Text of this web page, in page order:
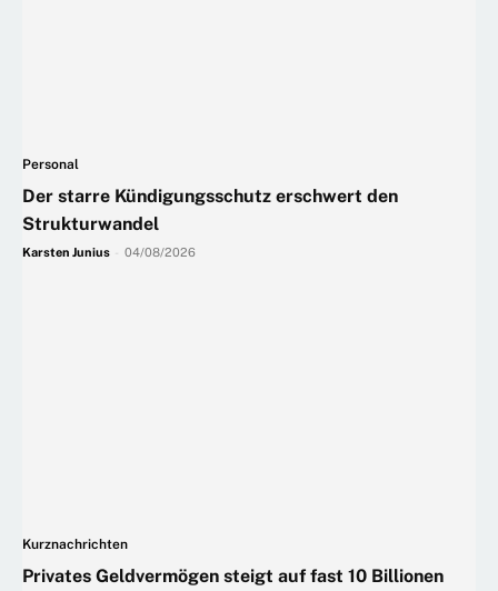
Personal
Der starre Kündigungsschutz erschwert den
Strukturwandel
Karsten Junius 04/08/2026
Kurznachrichten
Privates Geldvermögen steigt auf fast 10 Billionen